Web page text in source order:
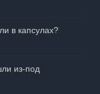
в капсулах?
из-под